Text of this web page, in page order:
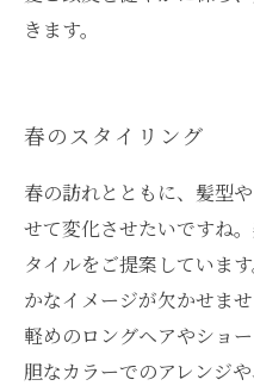
きます。
春のスタイリング
春の訪れとともに、髪型
せて変化させたいですね
タイルをご提案していま
かなイメージが欠かせま
軽めのロングヘアやショ
胆なカラーでのアレンジ